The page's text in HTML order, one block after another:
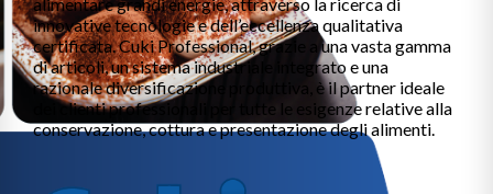
innovative tecnologie e dell’eccellenza qualitativa
certificata. Cuki Professional, grazie a una vasta gamma
di articoli, un sistema industriale integrato e una
razionale diversificazione produttiva, è il partner ideale
dei clienti professionali per tutte le esigenze relative alla
conservazione, cottura e presentazione degli alimenti.